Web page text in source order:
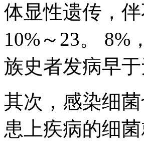
体显性遗传，
10%～23。 8%
族史者发病早
其次，感染细
患上疾病的细